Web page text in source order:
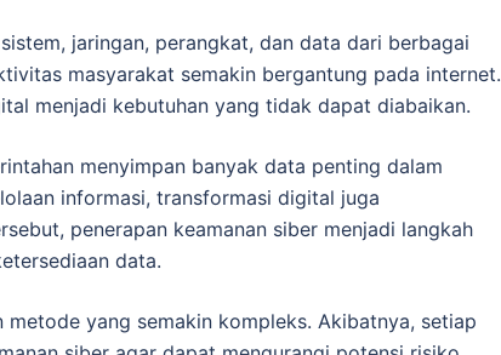
jaringan, perangkat, dan data dari berbagai
masyarakat semakin bergantung pada internet.
menjadi kebutuhan yang tidak dapat diabaikan.
menyimpan banyak data penting dalam
informasi, transformasi digital juga
penerapan keamanan siber menjadi langkah
data.
yang semakin kompleks. Akibatnya, setiap